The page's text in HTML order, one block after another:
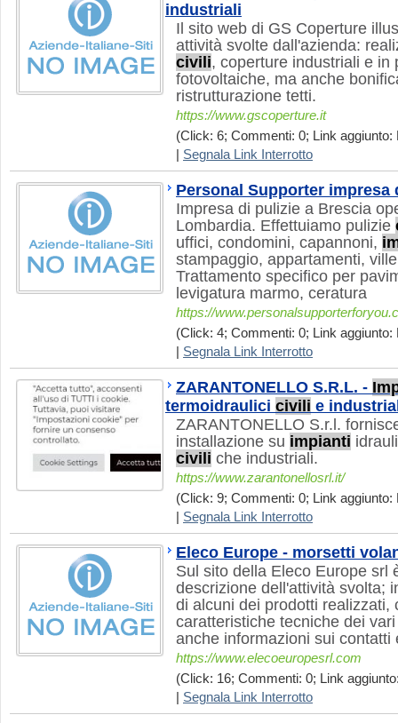
industriali
Il sito web di GS Coperture
attività svolte dall'azienda:
civili, coperture industriali e in
fotovoltaiche, ma anche
ristrutturazione tetti.
https://www.gscoperture.it
(Click: 6; Commenti: 0; Link aggiunto:
Segnala Link Interrotto
Personal Supporter impresa
Impresa di pulizie a Brescia
Lombardia. Effettuiamo pulizie
uffici, condomini, capannoni,
stampaggio, appartamenti,
Trattamento specifico per
levigatura marmo, ceratura
https://
(Click: 4; Commenti: 0; Link aggiunto:
Segnala Link Interrotto
ZARANTONELLO S.R.L. -
termoidraulici civili e
ZARANTONELLO S.r.l.
installazione su impianti
civili che industriali.
https://www.zarantonellosrl.it/
(Click: 9; Commenti: 0; Link aggiunto:
Segnala Link Interrotto
Eleco Europe - morsetti
Sul sito della Eleco Europe srl
descrizione dell'attività svolta;
di alcuni dei prodotti realizzati,
caratteristiche tecniche dei
anche informazioni sui contatti
https://www.elecoeuropesrl.com
(Click: 16; Commenti: 0; Link
Segnala Link Interrotto